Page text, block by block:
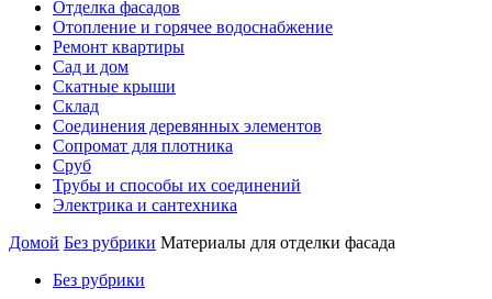
Отделка фасадов
Отопление и горячее водоснабжение
Ремонт квартиры
Сад и дом
Скатные крыши
Склад
Соединения деревянных элементов
Сопромат для плотника
Сруб
Трубы и способы их соединений
Электрика и сантехника
Домой Без рубрики Материалы для отделки фасада
Без рубрики